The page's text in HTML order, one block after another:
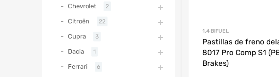
1.4 BIFUEL
Pastillas de freno
8017 Pro Comp S1
Brakes)
Chevrolet 2
Citroën 22
Cupra 3
Dacia 1
Ferrari 6